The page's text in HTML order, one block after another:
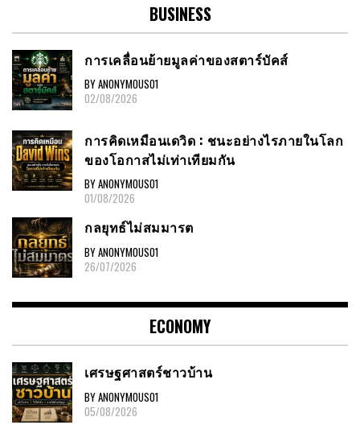
BUSINESS
การเคลื่อนย้ายมูลค่าของสตาร์บัคส์
BY ANONYMOUS01
02/08/2026
การคิดเหมือนเดวิด : ชนะอย่างไรภายในโลก
ของโอกาสไม่เท่าเทียมกัน
BY ANONYMOUS01
01/08/2026
กลยุทธ์ไม่สมมารต
BY ANONYMOUS01
26/07/2026
ECONOMY
เศรษฐศาสตร์ชาวบ้าน
BY ANONYMOUS01
05/08/2026